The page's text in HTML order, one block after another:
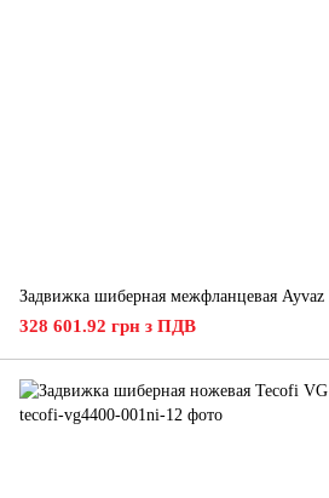
Задвижка шиберная межфланцевая
328 601.92 грн з ПДВ